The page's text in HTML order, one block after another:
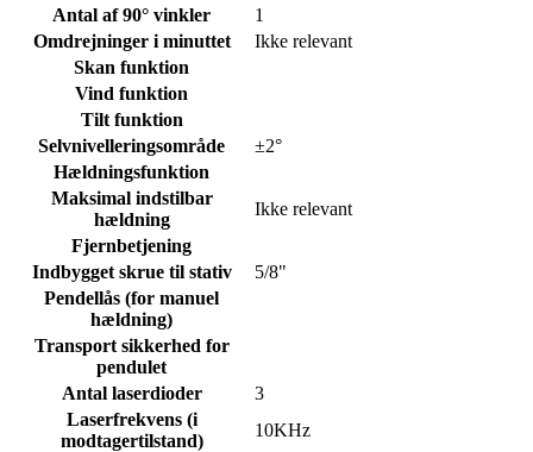
Antal af 90° vinkler
1
Omdrejninger i minuttet
Ikke relevant
Skan funktion
Vind funktion
Tilt funktion
Selvnivelleringsområde
±2°
Hældningsfunktion
Maksimal indstilbar
hældning
Ikke relevant
Fjernbetjening
Indbygget skrue til stativ
5/8"
Pendellås (for manuel
hældning)
Transport sikkerhed for
pendulet
Antal laserdioder
3
Laserfrekvens (i
modtagertilstand)
10KHz